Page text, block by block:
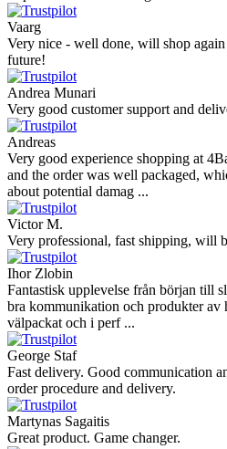
Vaarg
Very nice - well done, will shop
future!
Andrea Munari
Very good customer support and
Andreas
Very good experience shopping at
and the order was well packaged,
about potential damag ...
Victor M.
Very professional, fast shipping, will
Ihor Zlobin
Fantastisk upplevelse från början till
bra kommunikation och produkter
välpackat och i perf ...
George Staf
Fast delivery. Good communication
order procedure and delivery.
Martynas Sagaitis
Great product. Game changer.